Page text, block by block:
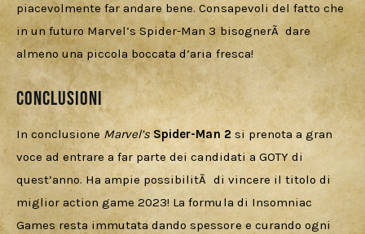
piacevolmente far andare bene. Consapevoli del fatto che
in un futuro Marvel’s Spider-Man 3 bisognerÃ  dare
almeno una piccola boccata d’aria fresca!
Conclusioni
In conclusione Marvel’s Spider-Man 2 si prenota a gran
voce ad entrare a far parte dei candidati a GOTY di
quest’anno. Ha ampie possibilitÃ  di vincere il titolo di
miglior action game 2023! La formula di Insomniac
Games resta immutata dando spessore e curando ogni